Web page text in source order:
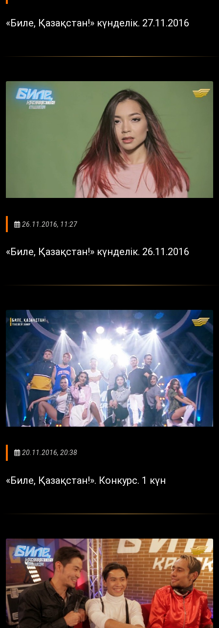
«Биле, Қазақстан!» күнделік. 27.11.2016
26.11.2016, 11:27
«Биле, Қазақстан!» күнделік. 26.11.2016
20.11.2016, 20:38
«Биле, Қазақстан!». Конкурс. 1 күн